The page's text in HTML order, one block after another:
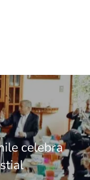
celebra